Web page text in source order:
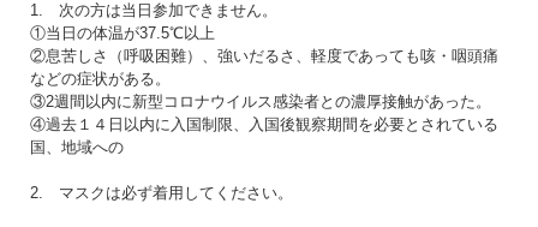
1. 次の方は当日参加できません。
①当日の体温が37.5℃以上
②息苦しさ（呼吸困難）、強いだるさ、軽度であっても咳・咽頭痛
などの症状がある。
③2週間以内に新型コロナウイルス感染者との濃厚接触があった。
④過去１４日以内に入国制限、入国後観察期間を必要とされている
国、地域への
2. マスクは必ず着用してください。